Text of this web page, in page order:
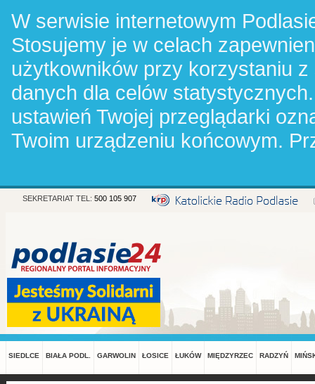
W serwisie internetowym
Stosujemy je w celach
użytkowników przy korzystaniu
danych dla celów
ustawień Twojej przeglądarki
Twoim urządzeniu końcowym.
SEKRETARIAT TEL: 500 105 907
SIEDLCE BIAŁA PODL. GARWOLIN ŁOSICE ŁUKÓW MIĘDZYRZEC RADZYŃ